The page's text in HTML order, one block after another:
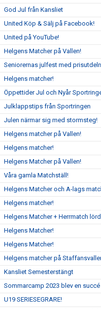
God Jul från Kansliet
United Köp & Sälj på Facebook!
United på YouTube!
Helgens Matcher på Vallen!
Seniorernas julfest med
Helgens matcher!
Öppettider Jul och Nyår
Julklappstips från Sportringen
Julen närmar sig med stormsteg!
Helgens matcher på Vallen!
Helgens matcher!
Helgens Matcher på Vallen!
Våra gamla Matchställ!
Helgens Matcher och A-lags
Helgens matcher!
Helgens Matcher + Herrmatch
Helgens Matcher!
Helgens Matcher!
Helgens matcher på
Kansliet Semesterstängt
Sommarcamp 2023 blev en succé
U19 SERIESEGRARE!